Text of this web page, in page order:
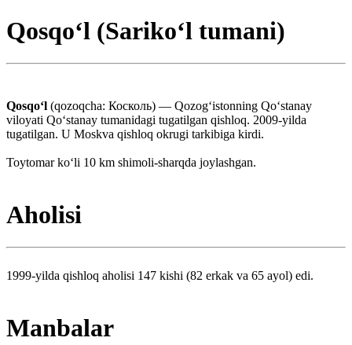
Qosqoʻl (Sarikoʻl tumani)
Qosqoʻl (qozoqcha: Косколь) — Qozogʻistonning Qoʻstanay
viloyati Qoʻstanay tumanidagi tugatilgan qishloq. 2009-yilda
tugatilgan. U Moskva qishloq okrugi tarkibiga kirdi.
Toytomar koʻli 10 km shimoli-sharqda joylashgan.
Aholisi
1999-yilda qishloq aholisi 147 kishi (82 erkak va 65 ayol) edi.
Manbalar